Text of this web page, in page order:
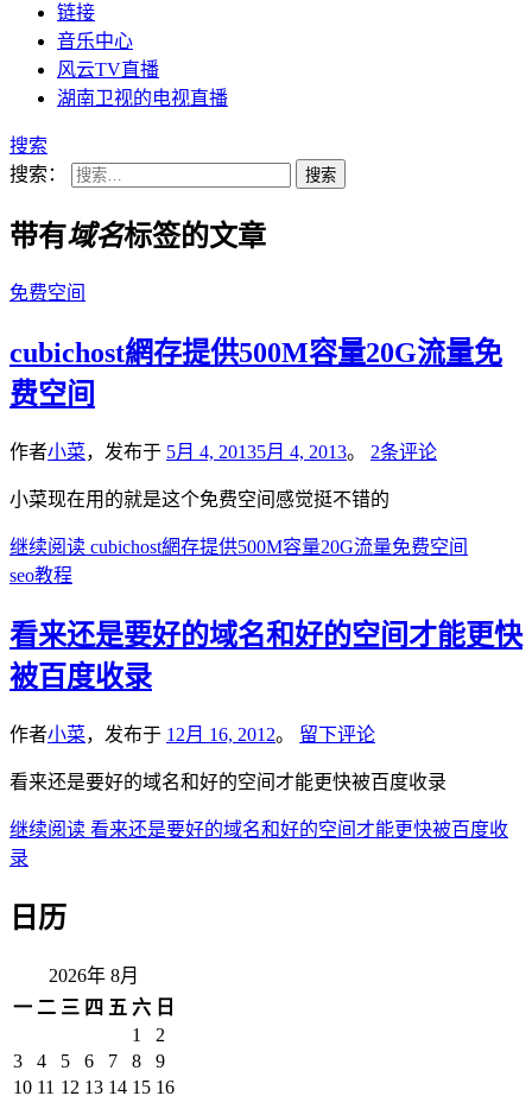
链接
音乐中心
风云TV直播
湖南卫视的电视直播
搜索
搜索：
带有域名标签的文章
免费空间
cubichost網存提供500M容量20G流量免
费空间
作者小菜，发布于 5月 4, 20135月 4, 2013。 2条评论
小菜现在用的就是这个免费空间感觉挺不错的
继续阅读 cubichost網存提供500M容量20G流量免费空间
seo教程
看来还是要好的域名和好的空间才能更快
被百度收录
作者小菜，发布于 12月 16, 2012。 留下评论
看来还是要好的域名和好的空间才能更快被百度收录
继续阅读 看来还是要好的域名和好的空间才能更快被百度收
录
日历
2026年 8月
一 二 三 四 五 六 日
1
2
3
4 5 6 7 8
9
10 11 12 13 14 15 16